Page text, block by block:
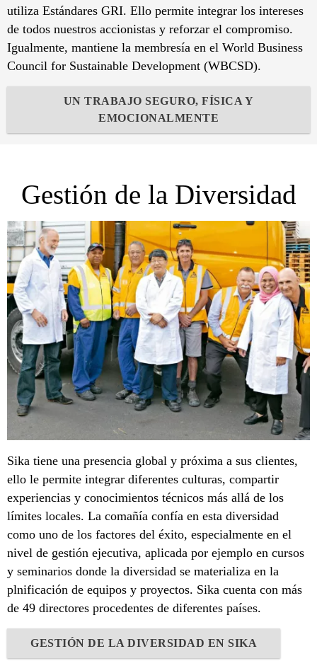
utiliza Estándares GRI. Ello permite integrar los intereses
de todos nuestros accionistas y reforzar el compromiso.
Igualmente, mantiene la membresía en el World Business
Council for Sustainable Development (WBCSD).
UN TRABAJO SEGURO, FÍSICA Y
EMOCIONALMENTE
Gestión de la Diversidad
Sika tiene una presencia global y próxima a sus clientes,
ello le permite integrar diferentes culturas, compartir
experiencias y conocimientos técnicos más allá de los
límites locales. La comañía confía en esta diversidad
como uno de los factores del éxito, especialmente en el
nivel de gestión ejecutiva, aplicada por ejemplo en cursos
y seminarios donde la diversidad se materializa en la
plnificación de equipos y proyectos. Sika cuenta con más
de 49 directores procedentes de diferentes países.
GESTIÓN DE LA DIVERSIDAD EN SIKA